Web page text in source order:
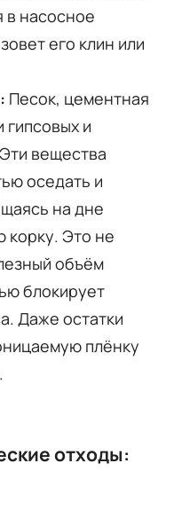
в насосное
его клин или
Песок, цементная
гипсовых и
вещества
оседать и
на дне
корку. Это не
объём
блокирует
Даже остатки
плёнку
отходы: